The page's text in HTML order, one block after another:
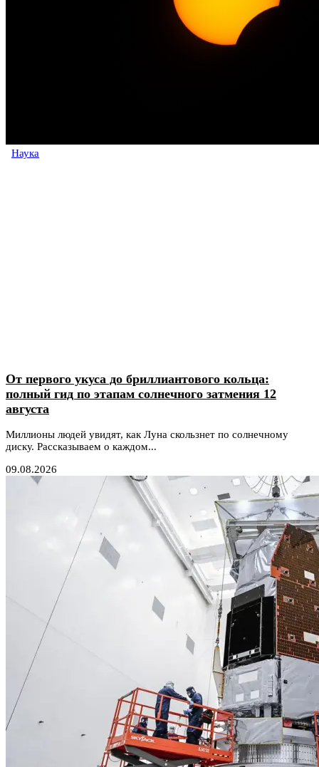
Наука
От первого укуса до бриллиантового кольца:
полный гид по этапам солнечного затмения 12
августа
Миллионы людей увидят, как Луна скользнет по солнечному
диску. Рассказываем о каждом...
09.08.2026